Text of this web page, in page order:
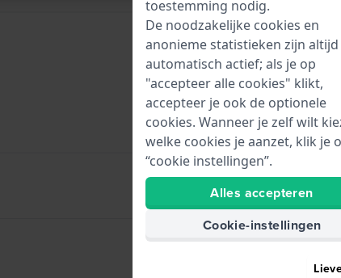
Zilver
21 mm
toestemming nodig.
De noodzakelijke cookies en
anonieme statistieken zijn altijd
automatisch actief; als je op
"accepteer alle cookies" klikt,
accepteer je ook de optionele
cookies. Wanneer je zelf wilt
welke cookies je aanzet, klik je
“cookie instellingen”.
Alles accepteren
Cookie-instellingen